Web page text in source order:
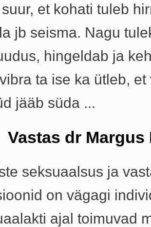
et kohati tuleb
jb seisma. Nagu
hingeldab ja
ta ise ka ütleb, et
jääb süda ...
Vastas dr Margus
seksuaalsus ja
on vägagi
ajal toimuvad